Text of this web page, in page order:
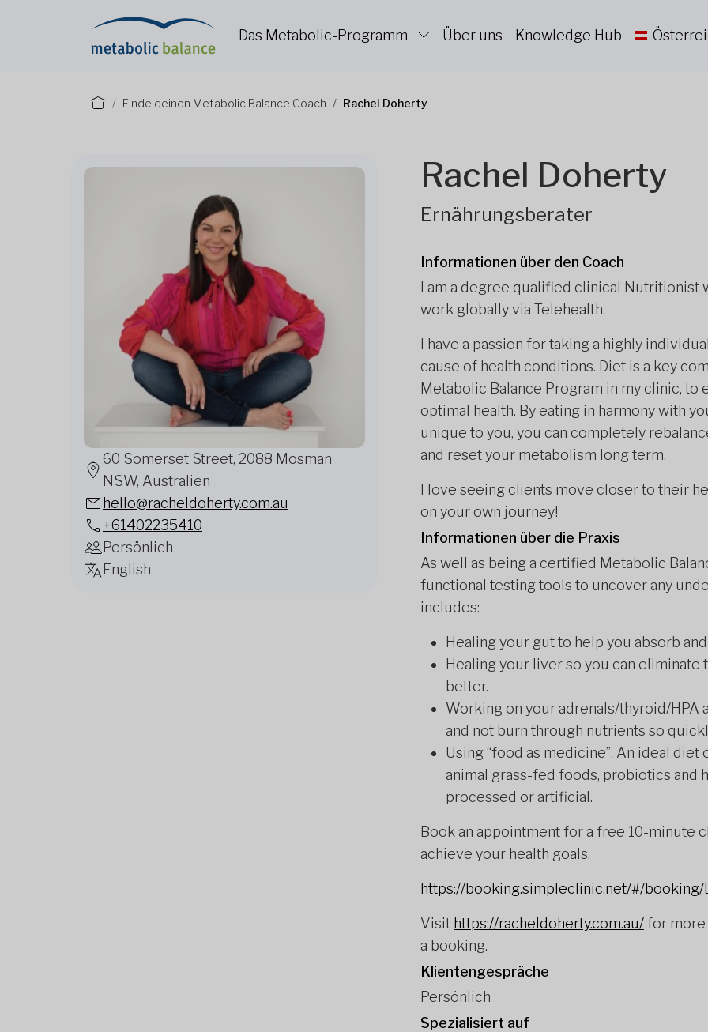
Das Metabolic-Programm Über uns Knowledge Hub
Finde deinen Metabolic Balance Coach Rachel Doherty
60 Somerset Street, 2088 Mosman
NSW, Australien
hello@racheldoherty.com.au
+61402235410
Persönlich
English
Rachel Doherty
Ernährungsberater
Informationen über den Coach
I am a degree qualified clinical Nutritionist
work globally via Telehealth.
I have a passion for taking a highly
cause of health conditions. Diet is a key
Metabolic Balance Program in my clinic,
optimal health. By eating in harmony with
unique to you, you can completely
and reset your metabolism long term.
I love seeing clients move closer to their
on your own journey!
Informationen über die Praxis
As well as being a certified Metabolic
functional testing tools to uncover any
includes:
Healing your gut to help you absorb
Healing your liver so you can
better.
Working on your adrenals/thyroid/HPA
and not burn through nutrients so
Using “food as medicine”. An ideal
animal grass-fed foods, probiotics and
processed or artificial.
Book an appointment for a free 10-minute
achieve your health goals.
https://booking.simpleclinic.net/#/
Visit https://racheldoherty.com.au/for more
a booking.
Klientengespräche
Persönlich
Spezialisiert auf